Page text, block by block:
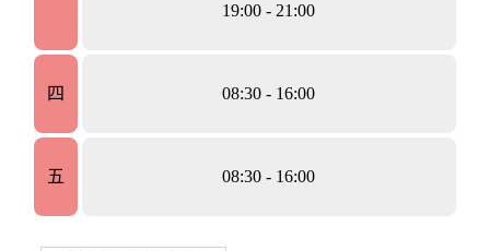
19:00 - 21:00
四 08:30 - 16:00
五 08:30 - 16:00